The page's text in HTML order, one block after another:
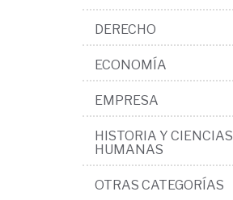
DERECHO
ECONOMÍA
EMPRESA
HISTORIA Y CIENCIAS
HUMANAS
OTRAS CATEGORÍAS